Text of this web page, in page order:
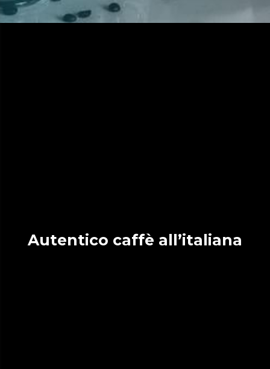
Autentico caffè all’italiana